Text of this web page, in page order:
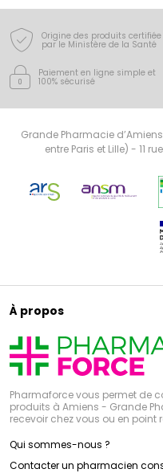
Origine des produits certifiée
par le Ministère de la Santé
Paiement en ligne simple et
100% sécurisé
Grande Pharmacie
entre Paris et Lille) - 11
À propos
Pharmaforce vous permet de
produits à Amiens - Grande
recevoir chez vous ou en point
Qui sommes-nous ?
Contacter un pharmacien